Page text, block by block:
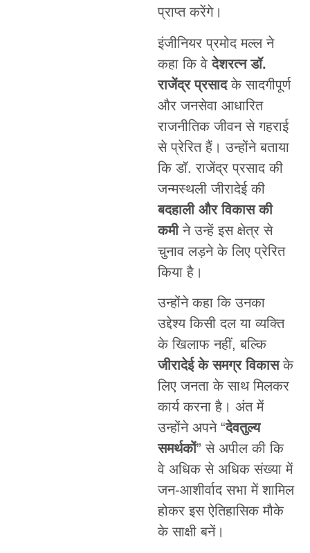
प्राप्त करेंगे।
इंजीनियर प्रमोद मल्ल ने
कहा कि वेदेशरत्न डॉ.
राजेंद्र प्रसादके सादगीपूर्ण
और जनसेवा आधारित
राजनीतिक जीवन से गहराई
से प्रेरित हैं। उन्होंने बताया
कि डॉ. राजेंद्र प्रसाद की
जन्मस्थली जीरादेई की
बदहाली और विकास की
कमीने उन्हें इस क्षेत्र से
चुनाव लड़ने के लिए प्रेरित
किया है।
उन्होंने कहा कि उनका
उद्देश्य किसी दल या व्यक्ति
के खिलाफ नहीं, बल्कि
जीरादेई के समग्र विकासके
लिए जनता के साथ मिलकर
कार्य करना है। अंत में
उन्होंने अपने “देवतुल्य
समर्थकों” से अपील की कि
वे अधिक से अधिक संख्या में
जन-आशीर्वाद सभा में शामिल
होकर इस ऐतिहासिक मौके
के साक्षी बनें।